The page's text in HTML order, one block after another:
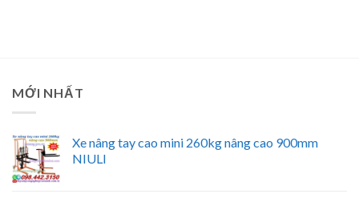
MỚI NHẤT
Xe nâng tay cao mini 260kg nâng cao 900mm
NIULI